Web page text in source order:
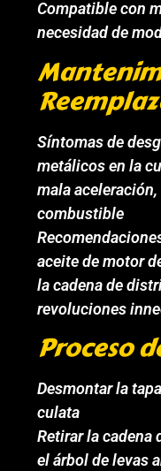
Compatible con
necesidad de
Síntomas de
metálicos en la
mala
combustible
aceite de motor
la cadena de
revoluciones
Proceso
Desmontar la
culata
Retirar la
el árbol de levas